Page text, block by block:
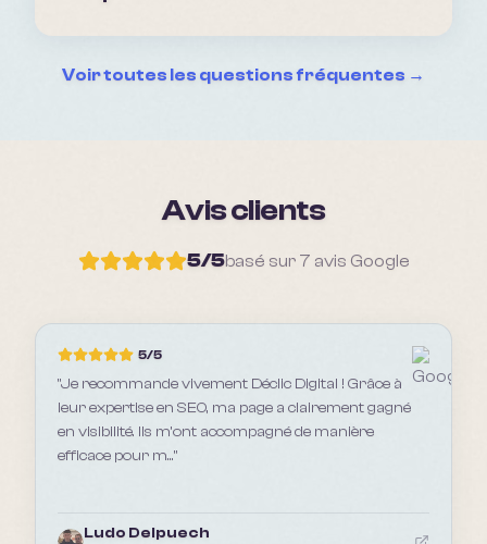
Voir toutes les questions fréquentes →
Avis clients
5/5basé sur 7 avis Google
5/5
"Je recommande vivement Déclic Digital ! Grâce à
leur expertise en SEO, ma page a clairement gagné
en visibilité. Ils m’ont accompagné de manière
efficace pour m..."
Ludo Delpuech